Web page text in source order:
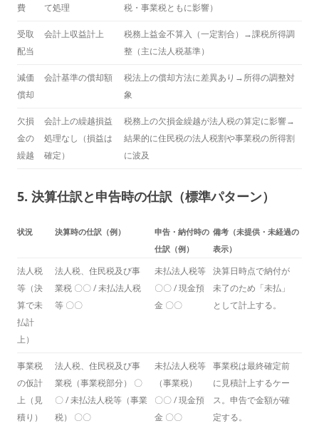
費
て処理
税・事業税ともに影響）
受取
配当
会計上収益計上
税務上益金不算入（一定割合）→課税所得調
整（主に法人税基準）
減価
償却
会計基準の償却額
税法上の償却方法に差異あり→所得の調整対
象
欠損
金の
繰越
会計上の繰越損益
処理なし（損益は
確定）
税務上の欠損金繰越が法人税の算定に影響→
結果的に住民税の法人税割や事業税の所得割
に波及
5. 決算仕訳と申告時の仕訳（標準パターン）
状況 決算時の仕訳（例）
申告・納付時の
仕訳（例）
備考（未提供・未経過の
表示）
法人税
等（決
算で未
払計
上）
法人税、住民税及び事
業税 〇〇 / 未払法人税
等 〇〇
未払法人税等
〇〇 / 現金預
金 〇〇
決算日時点で納付が
未了のため「未払」
として計上する。
事業税
の仮計
上（見
積り）
法人税、住民税及び事
業税（事業税部分） 〇
〇 / 未払法人税等（事業
税） 〇〇
未払法人税等
（事業税）
〇〇 / 現金預
金 〇〇
事業税は最終確定前
に見積計上するケー
ス。申告で金額が確
定する。